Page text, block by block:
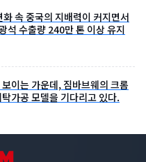
속 중국의 지배력이 커지면서
석 수출량 240만 톤 이상 유지
이는 가운데, 짐바브웨의 크롬
가공 모델을 기다리고 있다.